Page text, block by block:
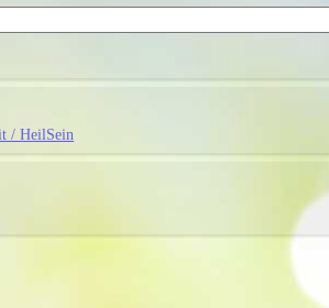
/ HeilSein